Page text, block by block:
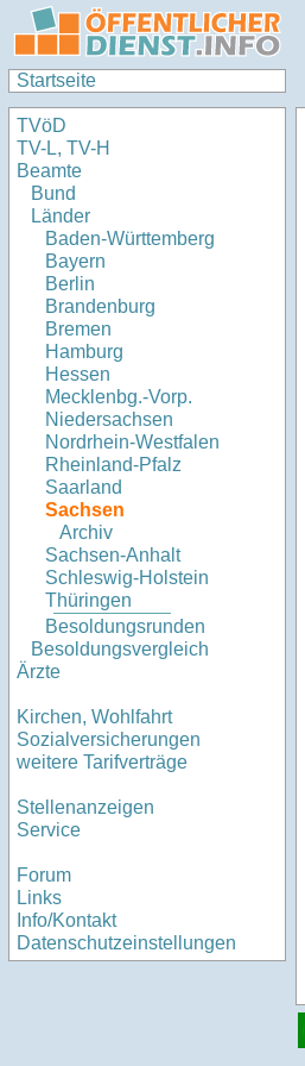
Startseite
TVöD
TV-L, TV-H
Beamte
Bund
Länder
Baden-Württemberg
Bayern
Berlin
Brandenburg
Bremen
Hamburg
Hessen
Mecklenbg.-Vorp.
Niedersachsen
Nordrhein-Westfalen
Rheinland-Pfalz
Saarland
Sachsen
Archiv
Sachsen-Anhalt
Schleswig-Holstein
Thüringen
Besoldungsrunden
Besoldungsvergleich
Ärzte
Kirchen, Wohlfahrt
Sozialversicherungen
weitere Tarifverträge
Stellenanzeigen
Service
Forum
Links
Info/Kontakt
Datenschutzeinstellungen